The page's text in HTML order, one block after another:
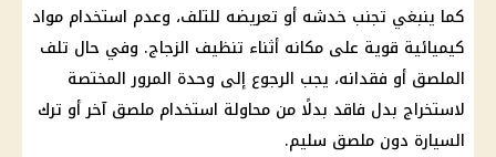
كما ينبغي تجنب خدشه أو تعريضه للتلف، وعدم استخدام مواد
كيميائية قوية على مكانه أثناء تنظيف الزجاج. وفي حال تلف
الملصق أو فقدانه، يجب الرجوع إلى وحدة المرور المختصة
لاستخراج بدل فاقد بدلًا من محاولة استخدام ملصق آخر أو ترك
السيارة دون ملصق سليم.